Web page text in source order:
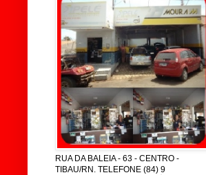
RUA DA BALEIA - 63 - CENTRO -
TIBAU/RN. TELEFONE (84) 9